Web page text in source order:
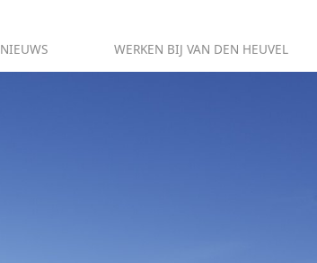
NIEUWS WERKEN BIJ VAN DEN HEUVEL